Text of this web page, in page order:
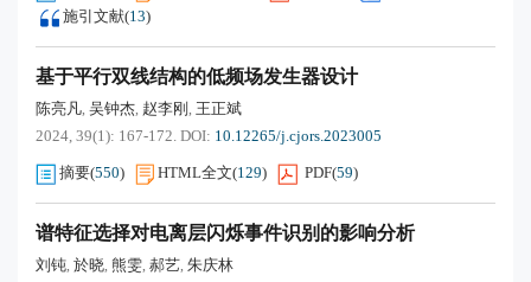
施引文献(13)
基于平行双线结构的低频场发生器设计
陈亮凡, 吴钟杰, 赵李刚 , 王正斌
2024, 39(1): 167-172. DOI: 10.12265/j.cjors.2023005
摘要(550) HTML全文(129) PDF(59)
谱特征选择对电离层闪烁事件识别的影响分析
刘钝, 於晓, 熊雯, 郝艺, 朱庆林